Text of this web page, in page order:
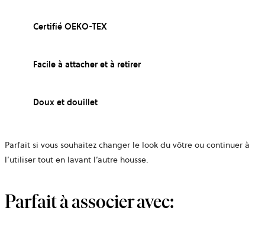
Certifié OEKO-TEX
Facile à attacher et à retirer
Doux et douillet
Parfait si vous souhaitez changer le look du vôtre ou continuer à
l’utiliser tout en lavant l’autre housse.
Parfait à associer avec: